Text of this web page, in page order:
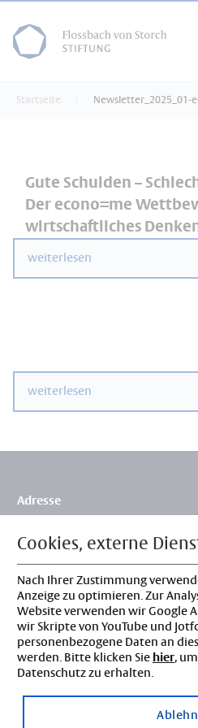
Startseite Newsletter_2025_01-
Gute Schulden –
Der econo=me
wirtschaftliches
weiterlesen
weiterlesen
Adresse
Siegburger Str. 229b
Deutschland
Kontakt
Tel: 0221 3388-0
info@fvs-stiftung.de
Rechtliches
Impressum
Datenschutz
Datenschutzeinstellungen
Cookies, externe
Nach Ihrer Zustimmung
Anzeige zu optimieren. Zur
Website verwenden wir Google
wir Skripte von YouTube und
personenbezogene Daten an
werden. Bitte klicken Sie hier,
Datenschutz zu erhalten.